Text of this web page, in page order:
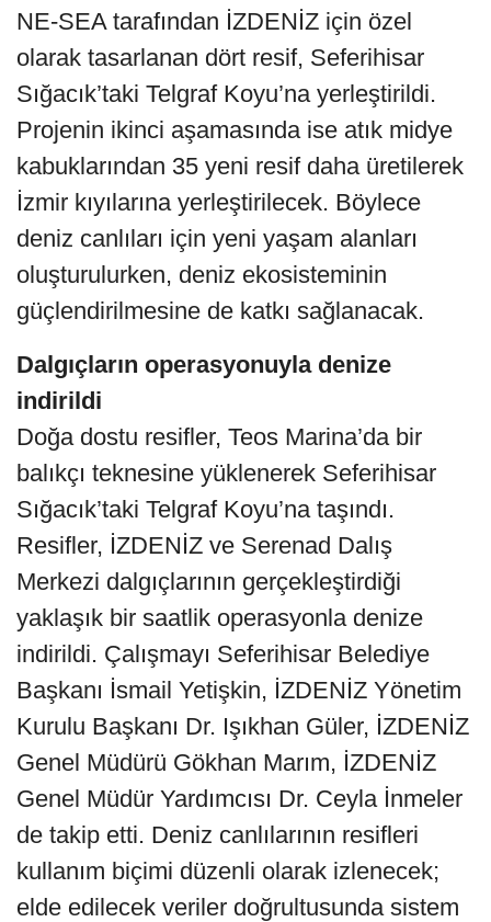
NE-SEA tarafından İZDENİZ için özel
olarak tasarlanan dört resif, Seferihisar
Sığacık’taki Telgraf Koyu’na yerleştirildi.
Projenin ikinci aşamasında ise atık midye
kabuklarından 35 yeni resif daha üretilerek
İzmir kıyılarına yerleştirilecek. Böylece
deniz canlıları için yeni yaşam alanları
oluşturulurken, deniz ekosisteminin
güçlendirilmesine de katkı sağlanacak.
Dalgıçların operasyonuyla denize
indirildi
Doğa dostu resifler, Teos Marina’da bir
balıkçı teknesine yüklenerek Seferihisar
Sığacık’taki Telgraf Koyu’na taşındı.
Resifler, İZDENİZ ve Serenad Dalış
Merkezi dalgıçlarının gerçekleştirdiği
yaklaşık bir saatlik operasyonla denize
indirildi. Çalışmayı Seferihisar Belediye
Başkanı İsmail Yetişkin, İZDENİZ Yönetim
Kurulu Başkanı Dr. Işıkhan Güler, İZDENİZ
Genel Müdürü Gökhan Marım, İZDENİZ
Genel Müdür Yardımcısı Dr. Ceyla İnmeler
de takip etti. Deniz canlılarının resifleri
kullanım biçimi düzenli olarak izlenecek;
elde edilecek veriler doğrultusunda sistem